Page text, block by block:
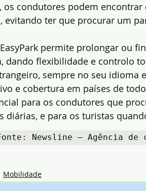
os condutores podem
evitando ter que procurar um
permite prolongar ou
dando flexibilidade e controlo
sempre no seu idioma
e cobertura em países de
para os condutores que
diárias, e para os turistas
Newsline – Agência de
Mobilidade